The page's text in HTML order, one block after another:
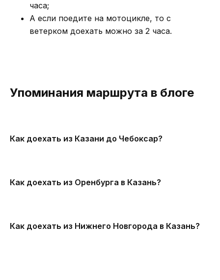
часа;
А если поедите на мотоцикле, то с
ветерком доехать можно за 2 часа.
Упоминания маршрута в блоге
Как доехать из Казани до Чебоксар?
Как доехать из Оренбурга в Казань?
Как доехать из Нижнего Новгорода в Казань?